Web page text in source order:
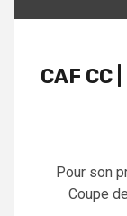
CAF CC
Pour son
Coupe